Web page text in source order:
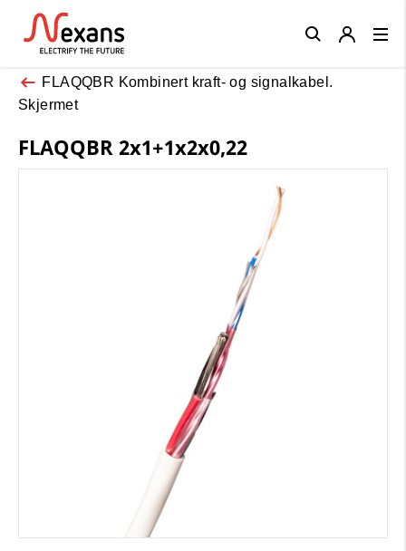
FLAQQBR Kombinert kraft- og signalkabel.
Skjermet
FLAQQBR 2x1+1x2x0,22
Close